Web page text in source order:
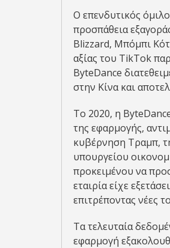
Ο επενδυτικός
προσπάθεια
Blizzard, Μπόμπι
αξίας του TikTok
ByteDance
στην Κίνα και
Το 2020, η
της εφαρμογής,
κυβέρνηση Τραμπ,
υπουργείου
προκειμένου να
εταιρία είχε
επιτρέποντας νέες
Τα τελευταία
εφαρμογή